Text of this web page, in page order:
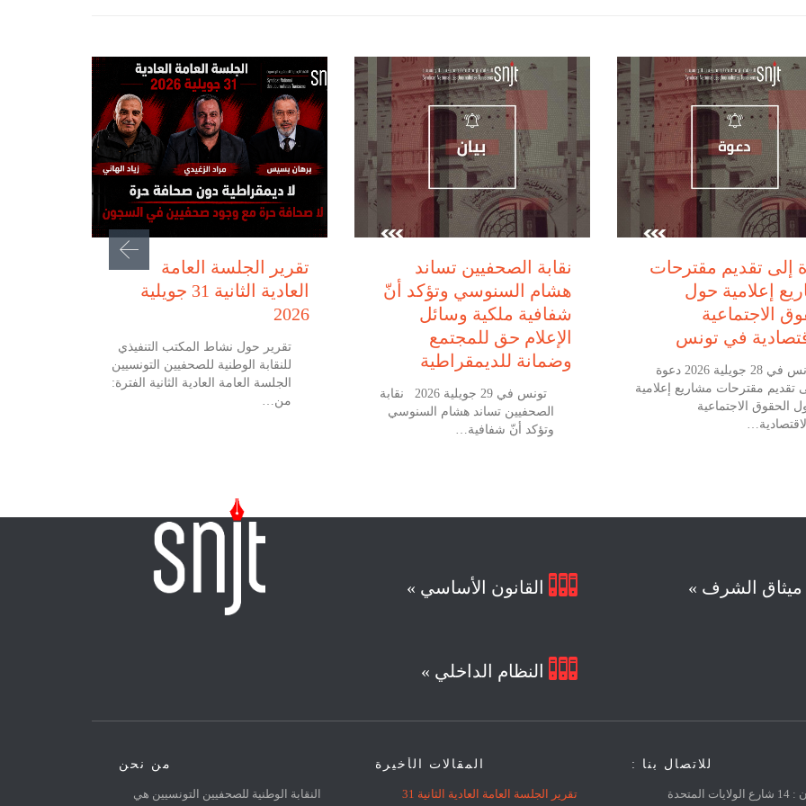
تقرير الجلسة العامة
العادية الثانية 31 جويلية
2026
تقرير حول نشاط المكتب التنفيذي
للنقابة الوطنية للصحفيين التونسيين
الجلسة العامة العادية الثانية الفترة:
من…
نقابة الصحفيين تساند
هشام السنوسي وتؤكد أنّ
شفافية ملكية وسائل
الإعلام حق للمجتمع
وضمانة للديمقراطية
تونس في 29 جويلية 2026 نقابة
الصحفيين تساند هشام السنوسي
وتؤكد أنّ شفافية…
إلى تقديم مقترحات
إعلامية حول
الاجتماعية
في تونس
تونس في 28 جويلية 2026 دعوة
تقديم مقترحات مشاريع إعلامية
الحقوق الاجتماعية
 القانون الأساسي »
 النظام الداخلي »
ميثاق الشرف »
من نحن
النقابة الوطنية للصحفيين التونسيين هي
المقالات الأخيرة
تقرير الجلسة العامة العادية الثانية 31
للاتصال بنا :
العنوان : 14 شارع الولايات المتحدة